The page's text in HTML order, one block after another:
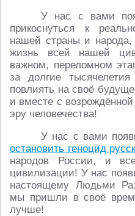
У нас с вами
прикоснуться к
нашей страны и
жизнь всей нашей
важном, переломном
за долгие
повлиять на своё
и вместе с
эру человечества!
У нас с вами
остановить геноцид
народов России, и
цивилизации! У нас
настоящему Людьми
мы пришли в своё
лучше!